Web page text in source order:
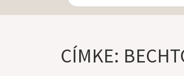
CÍMKE: